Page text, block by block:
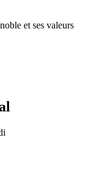
et ses valeurs